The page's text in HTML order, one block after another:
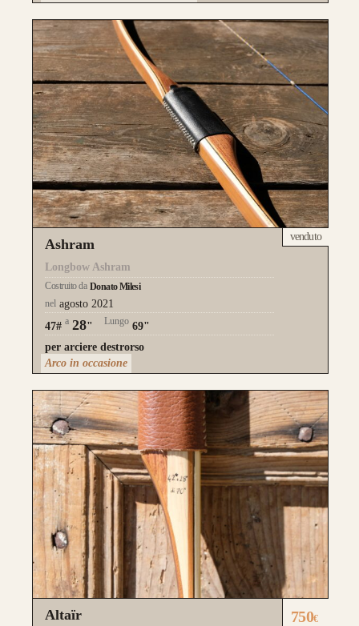
Ashram
Longbow Ashram
Costruito da Donato Milesi
nel agosto 2021
47# a 28" Lungo 69"
per arciere destrorso
venduto
Arco in occasione
Altaïr 750€